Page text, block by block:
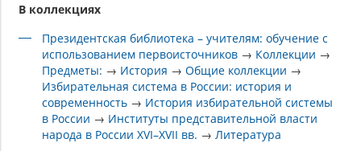
В коллекциях
Президентская библиотека – учителям: обучение с
использованием первоисточников → Коллекции →
Предметы: → История →Общие коллекции →
Избирательная система в России: история и
современность → История избирательной системы
в России → Институты представительной власти
народа в России XVI–XVII вв. → Литература